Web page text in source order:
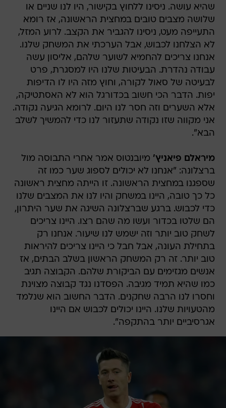
שהיא עושה. ניסינו ללחוץ בקישור, היו לנו שניים או
שלושה מצבים טובים במחצית הראשונה, אז רומא
התעייפה מעט, ניסינו להגביר את הקצב. לרוע המזל,
לא הצלחנו לכבוש, אבל הערכתי את המשחק שלנו.
אנחנו צריכים להחמיא לשוער שלהם, אליסון עשה
עבודה נהדרת. הבעיטות שלנו היו למסגרת, פרט
לבעיטה של סאול לקורה, וחוץ מזה היו לו הדיפות
יפות. הדבר הכי חשוב בכדורגל הוא לא האסתטיקה,
אלא השערים וזה חסר לנו היום. לרומא הגיעה נקודה.
אני מקווה שזו נקודה שתעזור לנו כדי להמשיך לשלב
הבא".
מיראלם פיאניץ' מיובנטוס אמר אחרי התבוסה מול
ברצלונה: "אנחנו לא יכולים לספוג שער כמו זה
שספגנו במחצית הראשונה. זו הייתה מחצית ראשונה
כל כך טובה, היינו במשחק והיו לנו את המצבים שלנו
כדי לכבוש. ברגע שברצלונה השיגה את שער היתרון,
הם שלטו בכדור ועשו מה שהם רצו. היינו צריכים
לשחק טוב יותר וזה ישמש לנו שיעור. אנחנו רק
בתחילת העונה, אבל חבל כי היינו צריכים להיראות
טוב יותר. זה רק המשחק הראשון בשלב הבתים, אז
אנשים מגזימים עם הביקורת שלהם. הקבוצה תגיב
כמו שהיא תמיד מגיבה. הפסדנו נגד קבוצה מצוינת
וחסרו לנו הרבה שחקנים. הדבר החשוב הוא שנלמד
מהטעויות שלנו. היינו יכולים לכבוש אם היינו
אגרסיביים יותר בהתקפה".